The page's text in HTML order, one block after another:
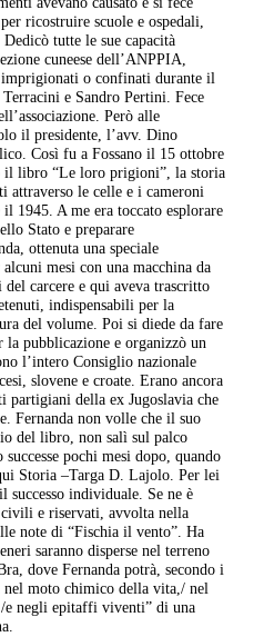
ricostruire scuole e ospedali,
tutte le sue capacità
cuneese dell’ANPPIA,
imprigionati o confinati durante il
e Sandro Pertini. Fece
Però alle
il presidente, l’avv. Dino
Così fu a Fossano il 15 ottobre
il libro “Le loro prigioni”, la storia
attraverso le celle e i cameroni
1945. A me era toccato esplorare
Stato e preparare
ottenuta una speciale
mesi con una macchina da
carcere e qui aveva trascritto
indispensabili per la
del volume. Poi si diede da fare
la pubblicazione e organizzò un
l’intero Consiglio nazionale
slovene e croate. Erano ancora
partigiani della ex Jugoslavia che
Fernanda non volle che il suo
del libro, non salì sul palco
pochi mesi dopo, quando
Storia –Targa D. Lajolo. Per lei
individuale. Se ne è
e riservati, avvolta nella
note di “Fischia il vento”. Ha
saranno disperse nel terreno
dove Fernanda potrà, secondo i
nel moto chimico della vita,/ nel
e negli epitaffi viventi” di una